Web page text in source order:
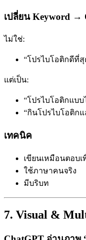
เปลี่ยน Keyword →
ไม่ใช่:
“โปรไบโอติกดีที่สุ
แต่เป็น:
“โปรไบโอติกแบ
“กินโปรไบโอติกแ
เทคนิค
เขียนเหมือนตอบเ
ใช้ภาษาคนจริง
มีบริบท
7. Visual &